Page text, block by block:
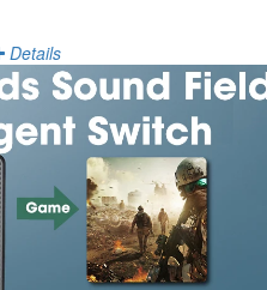
Details